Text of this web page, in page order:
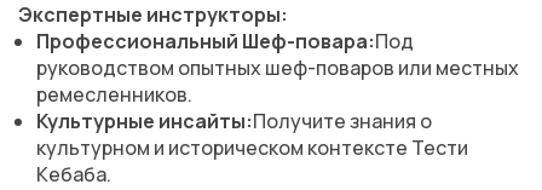
Экспертные инструкторы:
Профессиональный Шеф-повара:Под
руководством опытных шеф-поваров или местных
ремесленников.
Культурные инсайты:Получите знания о
культурном и историческом контексте Тести
Кебаба.